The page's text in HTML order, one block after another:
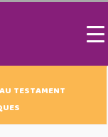
TESTAMENT